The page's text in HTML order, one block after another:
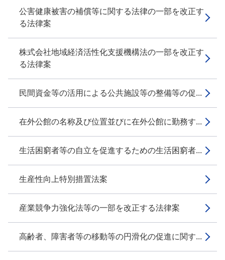
公害健康被害の補償等に関する法律の一部を改正す
る法律案
株式会社地域経済活性化支援機構法の一部を改正す
る法律案
民間資金等の活用による公共施設等の整備等の促...
在外公館の名称及び位置並びに在外公館に勤務す...
生活困窮者等の自立を促進するための生活困窮者...
生産性向上特別措置法案
産業競争力強化法等の一部を改正する法律案
高齢者、障害者等の移動等の円滑化の促進に関す...